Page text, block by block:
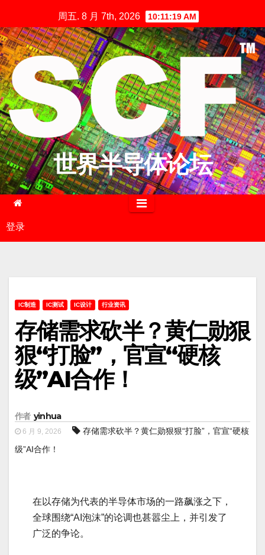
至
内
容
周五. 8 月 7th, 2026 10:11:20 AM
世界半导体论坛
登录
IC制造 IC测试 IC设计 行业资讯
存储需求砍半？黄仁勋狠
狠“打脸”，官宣“硬核
级”AI合作！
作者 yinhua
6 月 9, 2026
存储需求砍半？黄仁勋狠狠“打脸”，官宣“硬核
级”AI合作！
在以存储为代表的半导体市场的一路飙涨之下，
全球围绕“AI泡沫”的论调也甚嚣尘上，并引发了
广泛的争论。